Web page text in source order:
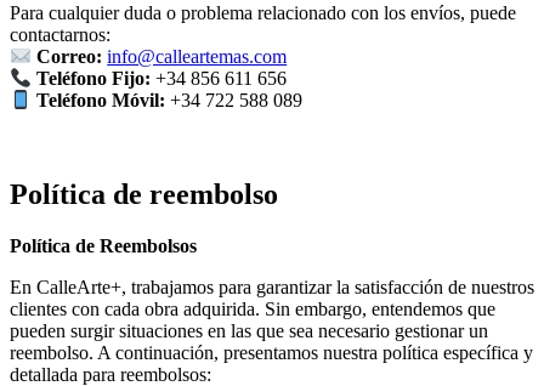
Para cualquier duda o problema relacionado con los envíos, puede
contactarnos:
Correo: info@calleartemas.com
Teléfono Fijo: +34 856 611 656
Teléfono Móvil: +34 722 588 089
Política de reembolso
Política de Reembolsos
En CalleArte+, trabajamos para garantizar la satisfacción de nuestros
clientes con cada obra adquirida. Sin embargo, entendemos que
pueden surgir situaciones en las que sea necesario gestionar un
reembolso. A continuación, presentamos nuestra política específica y
detallada para reembolsos: